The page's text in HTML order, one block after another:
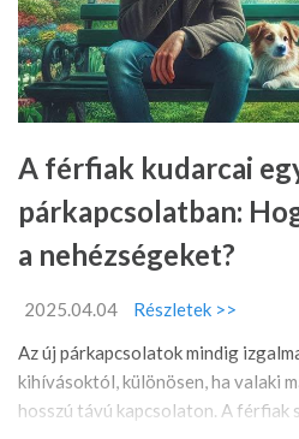
A férfiak kudarcai
párkapcsolatban:
a nehézségeket?
2025.04.04
Részletek >>
Az új párkapcsolatok mindig
kihívásoktól, különösen, ha valaki
hosszú távú kapcsolaton. A férfiak